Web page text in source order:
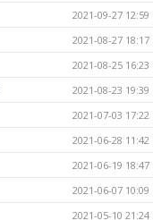
2021-09-27 12:59
2021-08-27 18:17
2021-08-25 16:23
2021-08-23 19:39
2021-07-03 17:22
2021-06-28 11:42
2021-06-19 18:47
2021-06-07 10:09
2021-05-10 21:24